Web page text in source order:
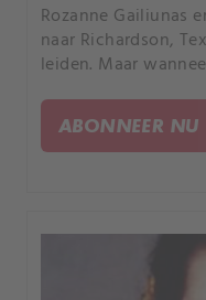
Rozanne Gailiunas
naar Richardson,
leiden. Maar
dood.
ABONNEER NU